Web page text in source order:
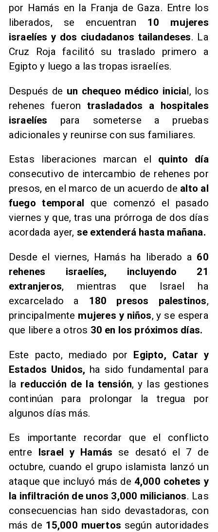
por Hamás en la Franja de Gaza. Entre los
liberados, se encuentran 10 mujeres
israelíes y dos ciudadanos tailandeses. La
Cruz Roja facilitó su traslado primero a
Egipto y luego a las tropas israelíes.
​Después de un chequeo médico inicial, los
rehenes fueron trasladados a hospitales
israelíes para someterse a pruebas
adicionales y reunirse con sus familiares.
​Estas liberaciones marcan el quinto día
consecutivo de intercambio de rehenes por
presos, en el marco de un acuerdo de alto al
fuego temporal
que comenzó el pasado
viernes y que, tras una prórroga de dos días
acordada ayer, se extenderá hasta mañana.
​Desde el viernes, Hamás ha liberado a 60
rehenes israelíes, incluyendo 21
extranjeros, mientras que Israel ha
excarcelado a 180 presos palestinos,
principalmente mujeres y niños, y se espera
que libere a otros 30 en los próximos días.
​Este pacto, mediado por Egipto, Catar y
Estados Unidos, ha sido fundamental para
la reducción de la tensión, y las gestiones
continúan para prolongar la tregua por
algunos días más.
​Es importante recordar que el conflicto
entre Israel y Hamás se desató el 7 de
octubre, cuando el grupo islamista lanzó un
ataque que incluyó más de 4,000 cohetes y
la infiltración de unos 3,000 milicianos. Las
consecuencias han sido devastadoras, con
más de 15,000 muertos según autoridades